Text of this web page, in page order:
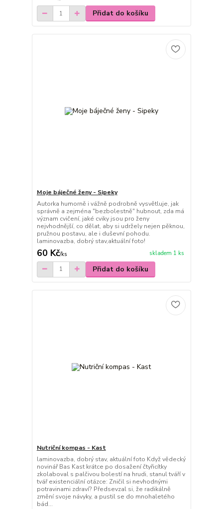
Přidat do košíku
Moje báječné ženy - Sipeky
Autorka humorně i vážně podrobně vysvětluje, jak
správně a zejména "bezbolestně" hubnout, zda má
význam cvičení, jaké cviky jsou pro ženy
nejvhodnější, co dělat, aby si udržely nejen pěknou,
pružnou postavu, ale i duševní pohodu.
laminovazba, dobrý stav,aktuální foto!
60 Kč/ks skladem 1 ks
Přidat do košíku
Nutriční kompas - Kast
laminovazba, dobrý stav, aktuální foto Když vědecký
novinář Bas Kast krátce po dosažení čtyřicítky
zkolaboval s palčivou bolestí na hrudi, stanul tváří v
tvář existenciální otázce: Zničil si nevhodnými
potravinami zdraví? Předsevzal si, že radikálně
změní svoje návyky, a pustil se do mnohaletého
bád...